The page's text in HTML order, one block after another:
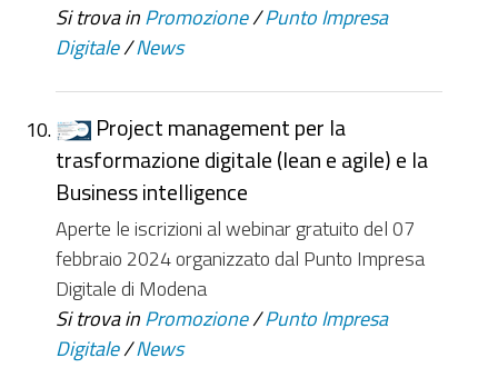
Si trova in Promozione /Punto Impresa
Digitale /News
Project management per la
trasformazione digitale (lean e agile) e la
Business intelligence
Aperte le iscrizioni al webinar gratuito del 07
febbraio 2024 organizzato dal Punto Impresa
Digitale di Modena
Si trova in Promozione /Punto Impresa
Digitale /News